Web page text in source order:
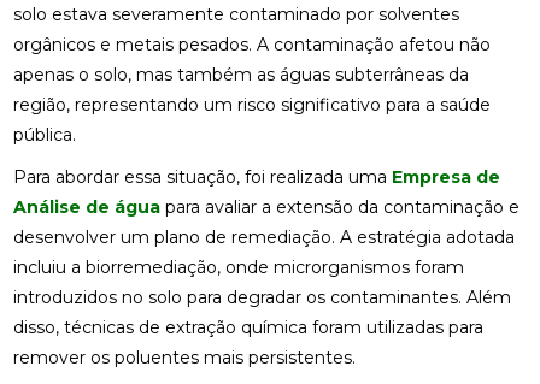
solo estava severamente contaminado por solventes
orgânicos e metais pesados. A contaminação afetou não
apenas o solo, mas também as águas subterrâneas da
região, representando um risco significativo para a saúde
pública.
Para abordar essa situação, foi realizada uma Empresa de
Análise de águapara avaliar a extensão da contaminação e
desenvolver um plano de remediação. A estratégia adotada
incluiu a biorremediação, onde microrganismos foram
introduzidos no solo para degradar os contaminantes. Além
disso, técnicas de extração química foram utilizadas para
remover os poluentes mais persistentes.